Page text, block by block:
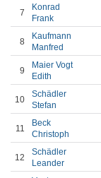
7
Konrad
Frank
8
Kaufmann
Manfred
9
Maier Vogt
Edith
10
Schädler
Stefan
11
Beck
Christoph
12
Schädler
Leander